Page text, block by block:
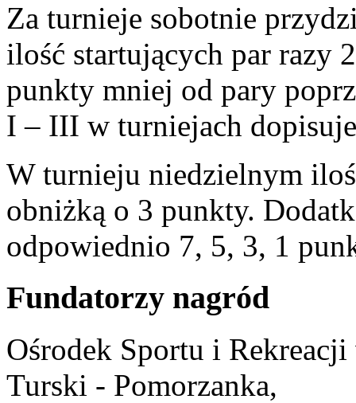
Za turnieje sobotnie
ilość startujących par razy
punkty mniej od pary
I – III w turniejach
W turnieju niedzielnym
obniżką o 3 punkty.
odpowiednio 7, 5, 3, 1
Fundatorzy nagród
Ośrodek Sportu i
Turski - Pomorzanka,